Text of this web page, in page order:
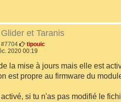
et Taranis
#7704
tipouic
2020 00:19
la mise à jours mais elle est
est propre au firmware du
si tu n'as pas modifié le